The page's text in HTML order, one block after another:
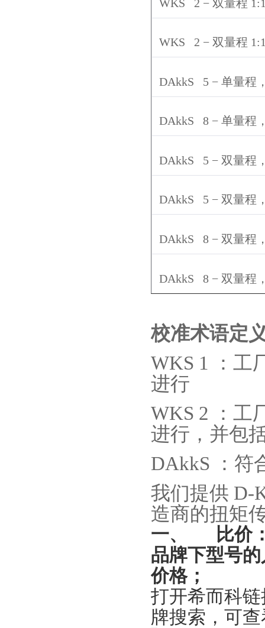
WKS 2 − 双量程
WKS 2 − 双量程
DAkkS 5 − 单量程
DAkkS 8 − 单量程
DAkkS 5 − 双量程
DAkkS 5 − 双量程
DAkkS 8 − 双量程
DAkkS 8 − 双量程
校准术语定
WKS 1
：工
进行
WKS 2
：工
进行，并包
DAkkS
：符
我们提供 D-
造商的扭矩
一、
比价
品牌下型号
价格；
打开希而科
牌搜索，可